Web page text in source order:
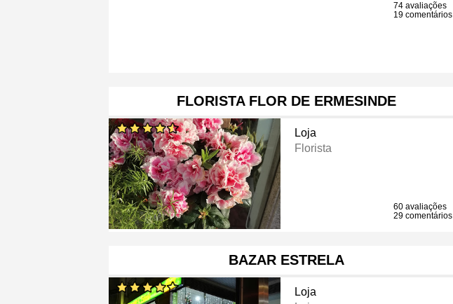
74 avaliações
19 comentários
FLORISTA FLOR DE ERMESINDE
Loja
Florista
60 avaliações
29 comentários
BAZAR ESTRELA
Loja